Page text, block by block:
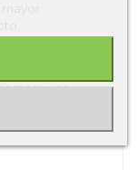
instalar
una